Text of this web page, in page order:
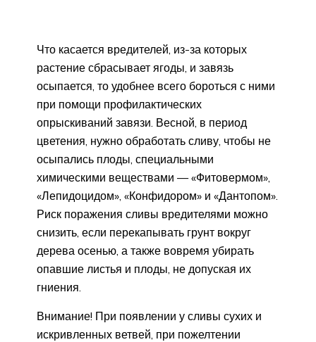
Что касается вредителей, из-за которых
растение сбрасывает ягоды, и завязь
осыпается, то удобнее всего бороться с ними
при помощи профилактических
опрыскиваний завязи. Весной, в период
цветения, нужно обработать сливу, чтобы не
осыпались плоды, специальными
химическими веществами — «Фитовермом»,
«Лепидоцидом», «Конфидором» и «Дантопом».
Риск поражения сливы вредителями можно
снизить, если перекапывать грунт вокруг
дерева осенью, а также вовремя убирать
опавшие листья и плоды, не допуская их
гниения.
Внимание! При появлении у сливы сухих и
искривленных ветвей, при пожелтении